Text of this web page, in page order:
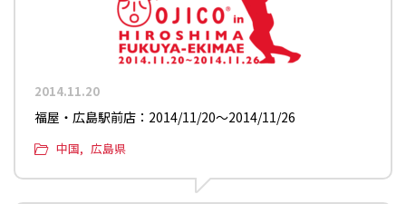
2014.11.20
福屋・広島駅前店：2014/11/20〜2014/11/26
中国 広島県